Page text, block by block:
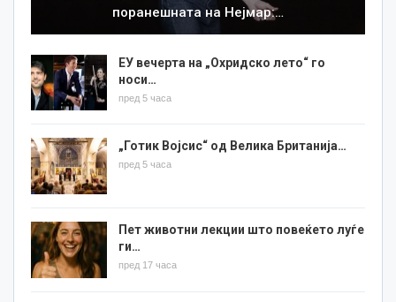
поранешната на Нејмар:…
ЕУ вечерта на „Охридско лето“ го
носи…
пред 5 часа
„Готик Војсис“ од Велика Британија…
пред 5 часа
Пет животни лекции што повеќето луѓе
ги…
пред 17 часа